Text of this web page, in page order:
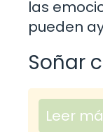
las
pueden
Soñar
Leer